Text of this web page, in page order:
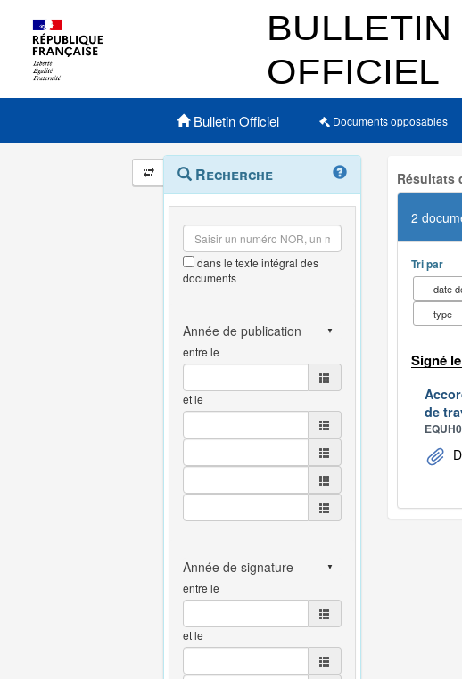
Menu principal
Bulletin Officiel Documents opposables
Navigation
et
outils
annexes
Menu
contextuel
Recherche
dans le texte intégral des
documents
entre le
et le
entre le
et le
Résultats
2
Tri par
date
type
Signé
de